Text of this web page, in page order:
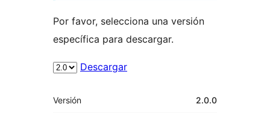
Por favor, selecciona una versión
específica para descargar.
Descargar
Meta
Versión 2.0.0